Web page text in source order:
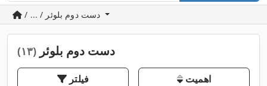
دست دوم بلوئر (۱۳)
فیلتر اهمیت